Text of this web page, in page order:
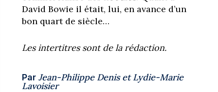
David Bowie il était, lui, en avance d’un
bon quart de siècle…
Les intertitres sont de la rédaction.
Par Jean-Philippe DenisetLydie-Marie
Lavoisier